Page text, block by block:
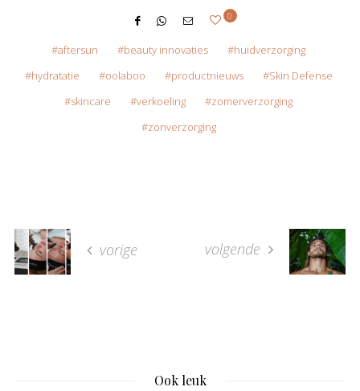
0
aftersun beauty innovaties
huidverzorging
hydratatie
oolaboo productnieuws
Skin Defense
skincare
verkoeling
zomerverzorging
zonverzorging
vorige volgende
Ook leuk